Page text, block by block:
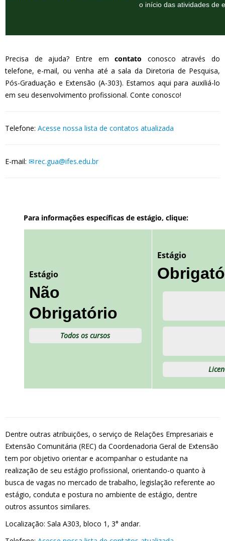
o início das atividades de
Precisa de ajuda? Entre emcontato conosco através do
telefone, e-mail, ou venha até a sala da Diretoria de Pesquisa,
Pós-Graduação e Extensão (A-303). Estamos aqui para auxiliá-lo
em seu desenvolvimento profissional. Conte conosco!
Telefone: Acesse nossa lista de contatos atualizada
E-mail: rec.gua@ifes.edu.br
Para informações específicas de estágio, clique:
Estágio
Não
Obrigatório
Todos os cursos
Estágio
Dentre outras atribuições, o serviço de Relações Empresariais e
Extensão Comunitária (REC) da Coordenadoria Geral de Extensão
tem por objetivo orientar e acompanhar o estudante na
realização de seu estágio profissional, orientando-o quanto à
busca de vagas no mercado de trabalho, legislação referente ao
estágio, conduta e postura no ambiente de estágio, dentre
outros assuntos similares.
Localização: Sala A303, bloco 1, 3° andar.